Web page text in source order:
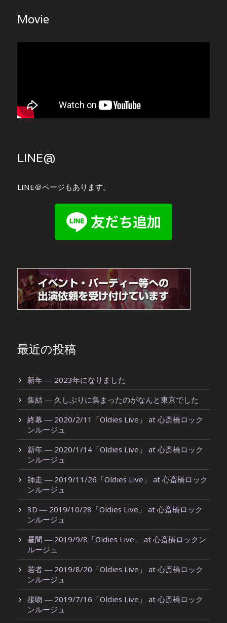
Movie
LINE@
LINE＠ページもあります。
最近の投稿
新年 ― 2023年になりました
集結 ― 久しぶりに集まったのがなんと東京でした
終幕 ― 2020/2/11「Oldies Live」 at 心斎橋ロック
ンルージュ
新年 ― 2020/1/14「Oldies Live」 at 心斎橋ロック
ンルージュ
師走 ― 2019/11/26「Oldies Live」 at 心斎橋ロック
ンルージュ
3D ― 2019/10/28「Oldies Live」 at 心斎橋ロック
ンルージュ
昼間 ― 2019/9/8「Oldies Live」 at 心斎橋ロックン
ルージュ
若者 ― 2019/8/20「Oldies Live」 at 心斎橋ロック
ンルージュ
接吻 ― 2019/7/16「Oldies Live」 at 心斎橋ロック
ンルージュ